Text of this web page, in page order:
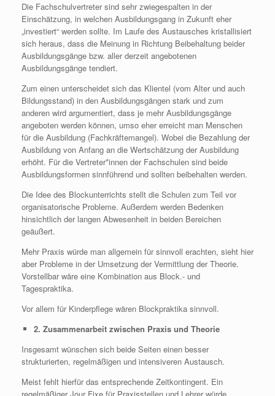
Die Fachschulvertreter sind sehr zwiegespalten in der
Einschätzung, in welchen Ausbildungsgang in Zukunft eher
„investiert“ werden sollte. Im Laufe des Austausches kristallisiert
sich heraus, dass die Meinung in Richtung Beibehaltung beider
Ausbildungsgänge bzw. aller derzeit angebotenen
Ausbildungsgänge tendiert.
Zum einen unterscheidet sich das Klientel (vom Alter und auch
Bildungsstand) in den Ausbildungsgängen stark und zum
anderen wird argumentiert, dass je mehr Ausbildungsgänge
angeboten werden können, umso eher erreicht man Menschen
für die Ausbildung (Fachkräftemangel). Wobei die Bezahlung der
Ausbildung von Anfang an die Wertschätzung der Ausbildung
erhöht. Für die Vertreter*innen der Fachschulen sind beide
Ausbildungsformen sinnführend und sollten beibehalten werden.
Die Idee des Blockunterrichts stellt die Schulen zum Teil vor
organisatorische Probleme. Außerdem werden Bedenken
hinsichtlich der langen Abwesenheit in beiden Bereichen
geäußert.
Mehr Praxis würde man allgemein für sinnvoll erachten, sieht hier
aber Probleme in der Umsetzung der Vermittlung der Theorie.
Vorstellbar wäre eine Kombination aus Block.- und
Tagespraktika.
Vor allem für Kinderpflege wären Blockpraktika sinnvoll.
2. Zusammenarbeit zwischen Praxis und Theorie
Insgesamt wünschen sich beide Seiten einen besser
strukturierten, regelmäßigen und intensiveren Austausch.
Meist fehlt hierfür das entsprechende Zeitkontingent. Ein